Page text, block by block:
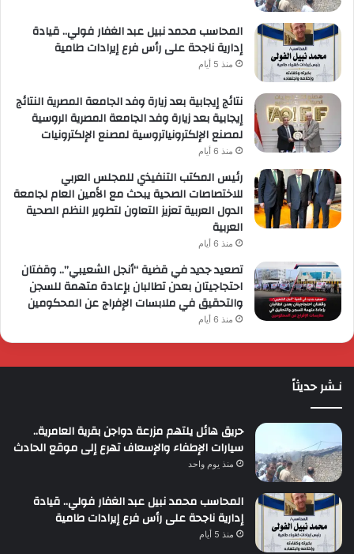
المحاسب محمد نبيل عبد الغفار فولي.. قيادة
إدارية ناجحة على رأس فرع إيرادات طامية
منذ 5 أيام
نتائج إيجابية بعد زيارة وفد الجامعة المصرية النتائج
إيجابية بعد زيارة وفد الجامعة المصرية الروسية
لمصنع الإلكترونياتروسية لمصنع الإلكترونيات
منذ 6 أيام
رئيس المكتب التنفيذي للمجلس العربي
للاختصاصات الصحية يبحث مع الأمين العام لجامعة
الدول العربية تعزيز التعاون لتطوير النظم الصحية
العربية
منذ 6 أيام
تصعيد جديد في قضية “أنجل الشعيبي”.. وقفتان
احتجاجيتان بعدن تطالبان بإعادة متهمة للسجن
والتحقيق في ملابسات الإفراج عن المحكومين
منذ 6 أيام
نـشر حديثاً
حريق هائل يلتهم مزرعة دواجن بقرية العامرية..
سيارات الإطفاء والإسعاف تهرع إلى موقع الحادث
منذ يوم واحد
المحاسب محمد نبيل عبد الغفار فولي.. قيادة
إدارية ناجحة على رأس فرع إيرادات طامية
منذ 5 أيام